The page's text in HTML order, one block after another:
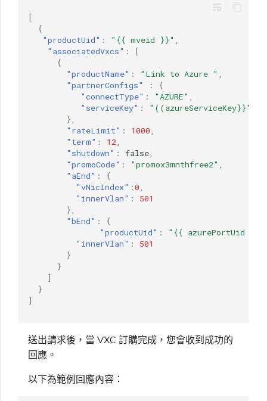
wrap_text
[
{
"productUid" : "{{ mveid }}"
"associatedVxcs" :
[
{
"productName" : "Link to Azure "
"partnerConfigs"
:
{
"connectType" : "AZURE"
"serviceKey" :
"((azureServiceKey}}"
},
"rateLimit" : 1000
"term" : 12
"shutdown" : false
"promoCode" : "promox3mnthfree2"
"aEnd" :
{
"vNicIndex" :0
"innerVlan" :
501
},
"bEnd" :
{
"productUid" : "{{ azurePortUid }}"
"innerVlan" :
501
}
}
]
}
]
送出請求後，當 VXC 訂購完成，您會收到成功的
回應。
以下為範例回應內容：